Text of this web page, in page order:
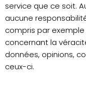
service que ce soit.
aucune
compris par
concernant la
données, opinions,
ceux-ci.